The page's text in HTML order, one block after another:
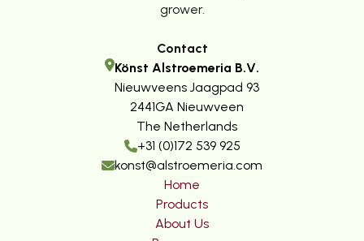
grower.
Contact
Könst Alstroemeria B.V.
Nieuwveens Jaagpad 93
2441GA Nieuwveen
The Netherlands
+31 (0)172 539 925
konst@alstroemeria.com
Home
Products
About Us